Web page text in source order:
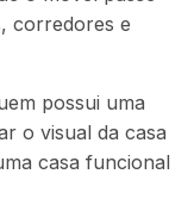
corredores e
possui uma
o visual da casa
casa funcional